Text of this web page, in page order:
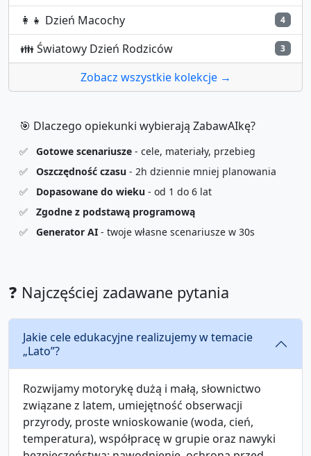
👩‍👧 Dzień Macochy 4
👪Światowy Dzień Rodziców 3
Zobacz wszystkie kolekcje →
🎯 Dlaczego opiekunki wybierają ZabawAIkę?
✅ Gotowe scenariusze - cele, materiały, przebieg
✅
Oszczędność czasu - 2h dziennie mniej planowania
✅
Dopasowane do wieku - od 1 do 6 lat
✅
Zgodne z podstawą programową
✅
Generator AI - twoje własne scenariusze w 30s
❓ Najczęściej zadawane pytania
Jakie cele edukacyjne realizujemy w temacie
„Lato”?
Rozwijamy motorykę dużą i małą, słownictwo
związane z latem, umiejętność obserwacji
przyrody, proste wnioskowanie (woda, cień,
temperatura), współpracę w grupie oraz nawyki